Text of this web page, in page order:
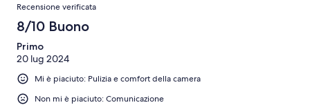
Recensione verificata
8/10 Buono
Primo
20 lug 2024
Mi è piaciuto: Pulizia e comfort della camera
Non mi è piaciuto: Comunicazione